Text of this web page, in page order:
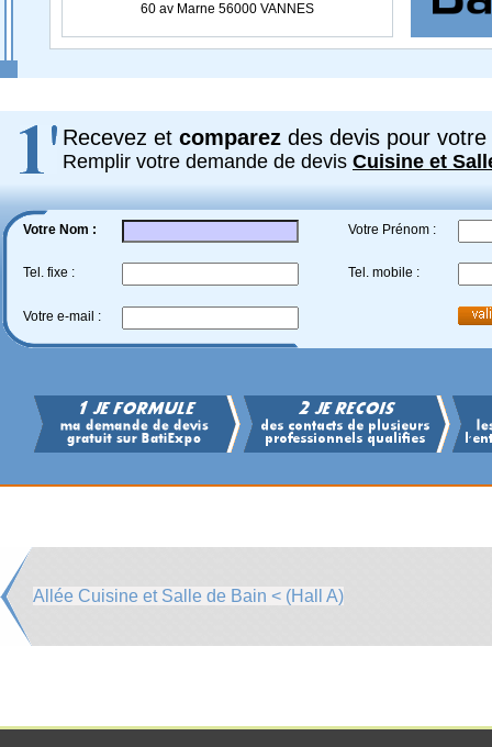
60 av Marne 56000 VANNES
Recevez et comparez des devis pour votre
Remplir votre demande de devis Cuisine et
Votre Nom : Votre Prénom :
Tel. fixe : Tel. mobile :
Votre e-mail :
Allée Cuisine et Salle de Bain < (Hall A)